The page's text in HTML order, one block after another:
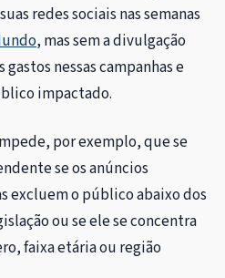
redes sociais nas semanas
, mas sem a divulgação
nessas campanhas e
impactado.
por exemplo, que se
se os anúncios
excluem o público abaixo dos
ou se ele se concentra
faixa etária ou região